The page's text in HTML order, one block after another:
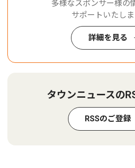
多様なスポンサー様の
サポートいたしま
詳細を見る
タウンニュースの
RSSのご登録